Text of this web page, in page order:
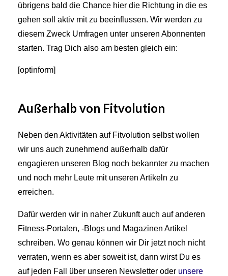
übrigens bald die Chance hier die Richtung in die es
gehen soll aktiv mit zu beeinflussen. Wir werden zu
diesem Zweck Umfragen unter unseren Abonnenten
starten. Trag Dich also am besten gleich ein:
[optinform]
Außerhalb von Fitvolution
Neben den Aktivitäten auf Fitvolution selbst wollen
wir uns auch zunehmend außerhalb dafür
engagieren unseren Blog noch bekannter zu machen
und noch mehr Leute mit unseren Artikeln zu
erreichen.
Dafür werden wir in naher Zukunft auch auf anderen
Fitness-Portalen, -Blogs und Magazinen Artikel
schreiben. Wo genau können wir Dir jetzt noch nicht
verraten, wenn es aber soweit ist, dann wirst Du es
auf jeden Fall über unseren Newsletter oder unsere